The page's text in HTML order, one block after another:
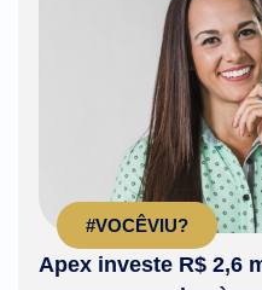
#VOCÊVIU?
Apex investe R$ 2,6